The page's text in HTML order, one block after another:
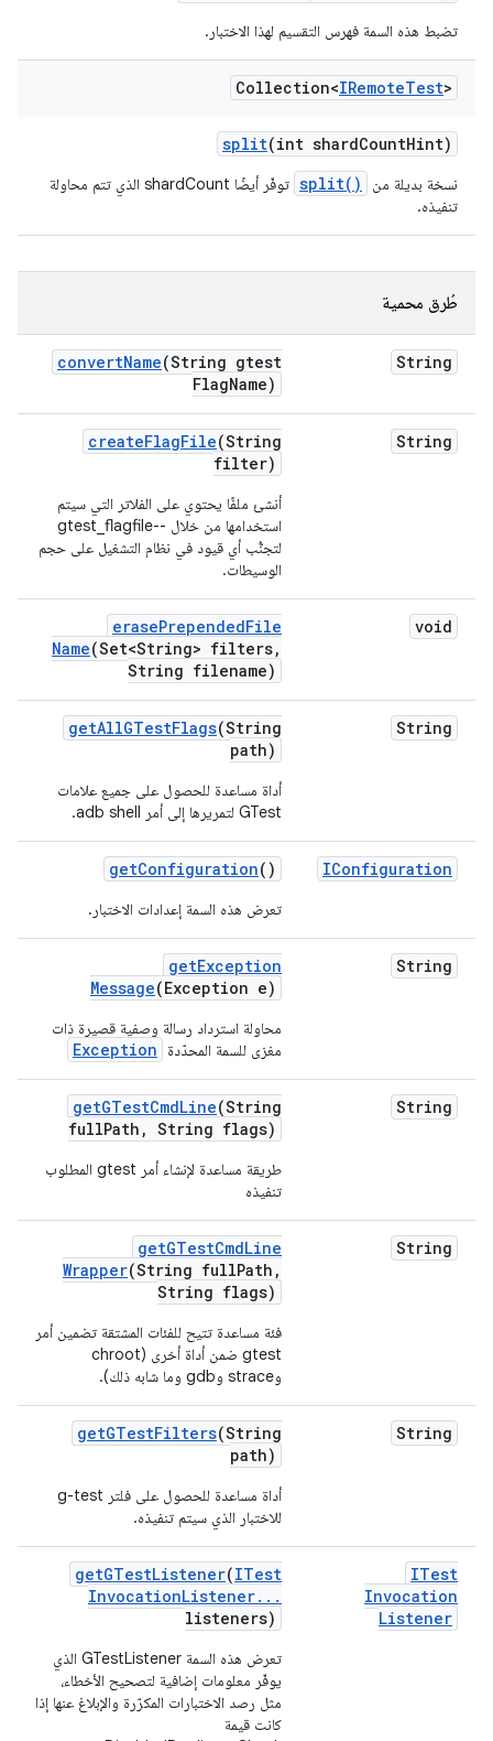
تضبط هذه السمة فهرس التقسيم لهذا الاختبار.
Collection<IRemoteTest>
split(int shardCountHint)
نسخة بديلة من split()
توفّر أيضًا shardCount الذي تتم محاولة
تنفيذه.
طُرق محمية
String
convertName(String gtest
FlagName)
String
createFlagFile(String
filter)
أنشئ ملفًا يحتوي على الفلاتر التي سيتم
استخدامها من خلال --gtest_flagfile
لتجنُّب أي قيود في نظام التشغيل على حجم
الوسيطات.
void
erasePrependedFile
Name(Set<String> filters,
String filename)
String
getAllGTestFlags(String
path)
أداة مساعدة للحصول على جميع علامات
GTest لتمريرها إلى أمر adb shell.
IConfiguration
getConfiguration()
تعرض هذه السمة إعدادات الاختبار.
String
getException
Message(Exception e)
محاولة استرداد رسالة وصفية قصيرة ذات
مغزى للسمة المحدّدة
Exception
String
getGTestCmdLine(String
fullPath , String flags)
طريقة مساعدة لإنشاء أمر gtest المطلوب
تنفيذه
String
getGTestCmdLine
Wrapper(String fullPath ,
String flags)
فئة مساعدة تتيح للفئات المشتقة تضمين أمر
gtest ضمن أداة أخرى (chroot
وstrace وgdb وما شابه ذلك).
String
getGTestFilters(String
path)
أداة مساعدة للحصول على فلتر g-test
للاختبار الذي سيتم تنفيذه.
ITest
Invocation
Listener
getGTestListener(ITest
InvocationListener. . .
listeners)
تعرض هذه السمة GTestListener الذي
يوفّر معلومات إضافية لتصحيح الأخطاء،
مثل رصد الاختبارات المكرّرة والإبلاغ عنها إذا
كانت قيمة